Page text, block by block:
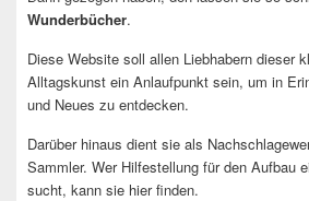
Wunderbücher.
Diese Website soll allen Liebhabern dieser
Alltagskunst ein Anlaufpunkt sein, um in
und Neues zu entdecken.
Darüber hinaus dient sie als
Sammler. Wer Hilfestellung für den Aufbau
sucht, kann sie hier finden.